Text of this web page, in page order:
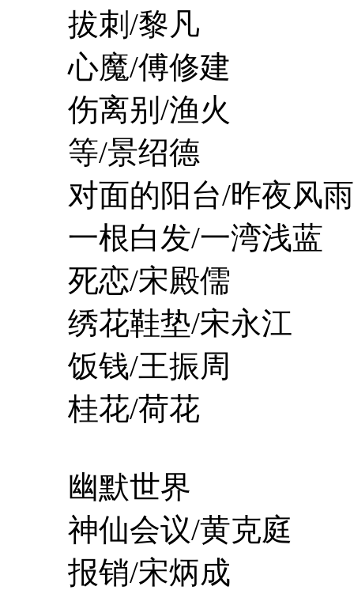
拔刺/黎凡
心魔/傅修建
伤离别/渔火
等/景绍德
对面的阳台/昨夜风雨
一根白发/一湾浅蓝
死恋/宋殿儒
绣花鞋垫/宋永江
饭钱/王振周
桂花/荷花
幽默世界
神仙会议/黄克庭
报销/宋炳成